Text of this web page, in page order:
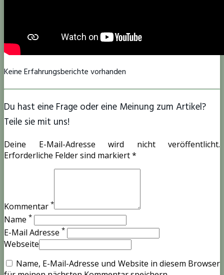
Keine Erfahrungsberichte vorhanden
Du hast eine Frage oder eine Meinung zum Artikel?
Teile sie mit uns!
Deine E-Mail-Adresse wird nicht veröffentlicht.
Erforderliche Felder sind markiert *
Kommentar *
Name *
E-Mail Adresse *
Webseite
Name, E-Mail-Adresse und Website in diesem Browser